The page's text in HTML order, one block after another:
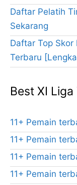
Daftar Pelatih
Sekarang
Daftar Top Skor
Terbaru
Best XI
11+ Pemain
11+ Pemain
11+ Pemain
11+ Pemain